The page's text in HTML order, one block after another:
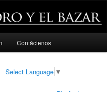
Contáctenos
Select Language ▼